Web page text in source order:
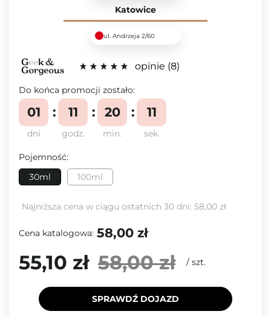
Katowice
ul. Andrzeja 2/60
opinie 8
Do końca promocji zostało:
dni
01
godz.
11
min.
20
sek.
11
Pojemność:
30ml
100ml
Najniższa cena w ciągu ostatnich 30 dni: 58,00 zł
Cena katalogowa: 58,00 zł
55,10 zł 58,00 zł / szt.
SPRAWDŹ DOJAZD